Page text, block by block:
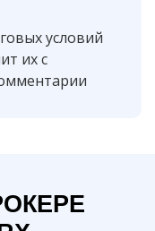
условий
их с